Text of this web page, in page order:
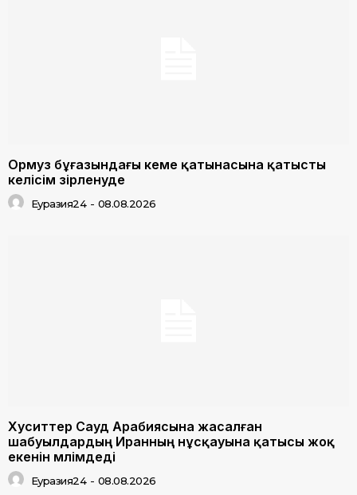
Ормуз бұғазындағы кеме қатынасына қатысты
келісім әзірленуде
Еуразия24 - 08.08.2026
Хуситтер Сауд Арабиясына жасалған
шабуылдардың Иранның нұсқауына қатысы жоқ
екенін мәлімдеді
Еуразия24 - 08.08.2026